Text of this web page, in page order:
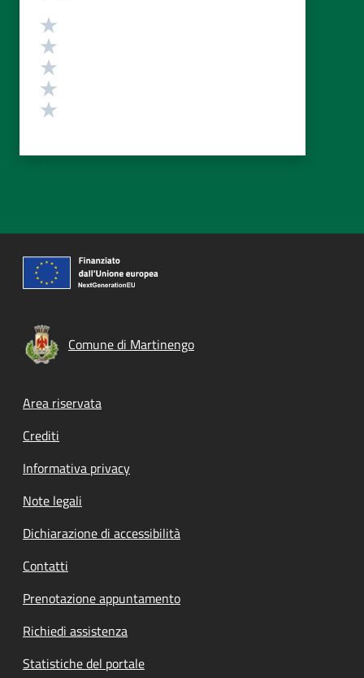
Valutazione
Comune di Martinengo
Footer menu
Area riservata
Crediti
Informativa privacy
Note legali
Dichiarazione di accessibilità
Contatti
Prenotazione appuntamento
Richiedi assistenza
Statistiche del portale